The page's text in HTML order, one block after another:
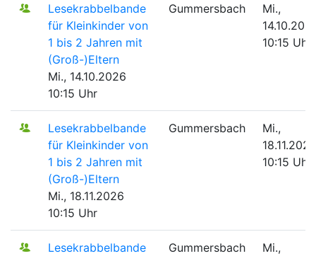
Lesekrabbelbande
für Kleinkinder von
1 bis 2 Jahren mit
(Groß-)Eltern
Mi., 14.10.2026
10:15 Uhr
Gummersbach
Mi.,
10:15 Uhr
Lesekrabbelbande
für Kleinkinder von
1 bis 2 Jahren mit
(Groß-)Eltern
Mi., 18.11.2026
10:15 Uhr
Gummersbach
Mi.,
18.11.2026
10:15 Uhr
Lesekrabbelbande
Gummersbach
Mi.,